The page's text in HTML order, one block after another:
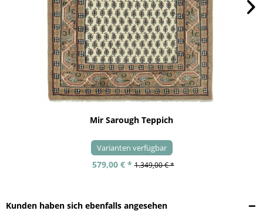
Mir Sarough Teppich
Varianten verfügbar
579,00 € * 1.349,00 € *
Kunden haben sich ebenfalls angesehen